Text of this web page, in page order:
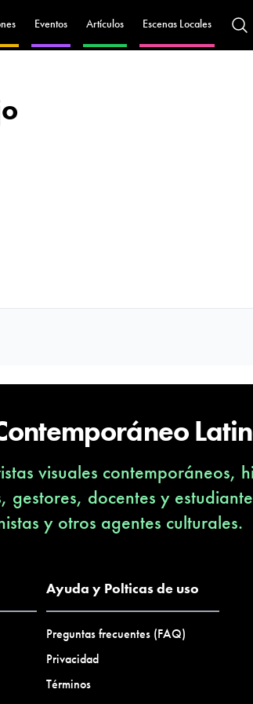
Eventos Artículos Escenas Locales
visuales contemporáneos,
docentes y
y otros agentes culturales.
Ayuda y Polticas de uso
Preguntas frecuentes (FAQ)
Privacidad
Términos